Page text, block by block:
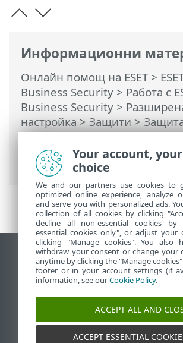
Информационни
Онлайн помощ на ESET>
Business Security > Работа с
Business Security >
настройка>Защити>
мрежовия достъп>Защита
мрежови атаки (IDS)>
опции
Преглед на настолна версия
End of Life
База със знания на ESET
Форум на ESET
ESET Status Portal
Регионална поддръжка
Your account,
choice
We and our partners use cookies to
optimized online experience, analyze
and serve you with personalized ads.
collection of all cookies by clicking
decline all non-essential cookies by
essential cookies only", or adjust your
clicking "Manage cookies". You
withdraw your consent or change your
anytime by clicking the "Manage
footer or in your account settings (if
information, see ourCookie Policy.
ACCEPT ALL AND
ACCEPT ESSENTIAL